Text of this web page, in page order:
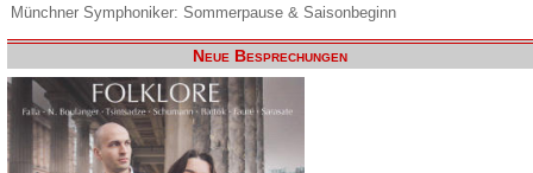
Münchner Symphoniker: Sommerpause & Saisonbeginn
Neue Besprechungen